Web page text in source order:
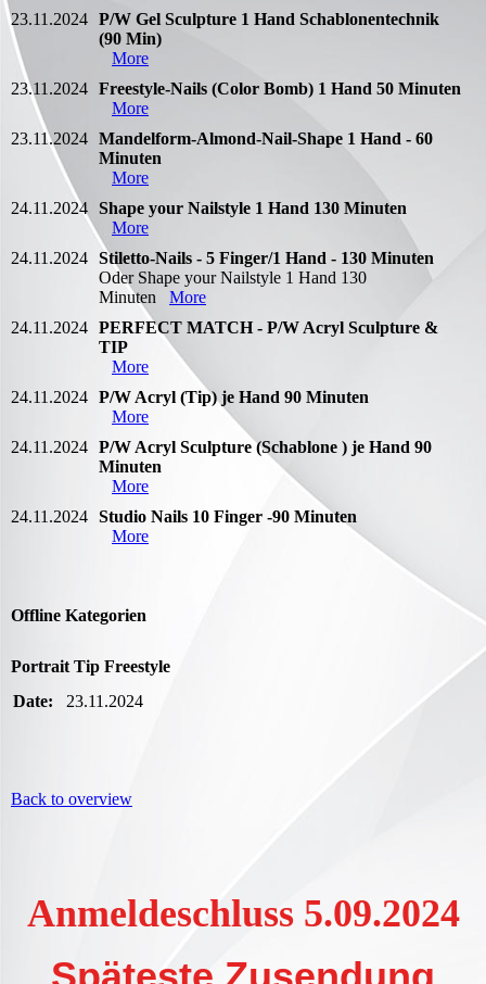
23.11.2024 P/W Gel Sculpture 1 Hand Schablonentechnik
(90 Min)
More
23.11.2024 Freestyle-Nails (Color Bomb) 1 Hand 50 Minuten
More
23.11.2024 Mandelform-Almond-Nail-Shape 1 Hand - 60
Minuten
More
24.11.2024 Shape your Nailstyle 1 Hand 130 Minuten
More
24.11.2024 Stiletto-Nails - 5 Finger/1 Hand - 130 Minuten
Oder Shape your Nailstyle 1 Hand 130
Minuten More
24.11.2024 PERFECT MATCH - P/W Acryl Sculpture &
TIP
More
24.11.2024 P/W Acryl (Tip) je Hand 90 Minuten
More
24.11.2024 P/W Acryl Sculpture (Schablone ) je Hand 90
Minuten
More
24.11.2024 Studio Nails 10 Finger -90 Minuten
More
Offline Kategorien
Portrait Tip Freestyle
Date:
23.11.2024
Back to overview
Anmeldeschluss 5.09.2024